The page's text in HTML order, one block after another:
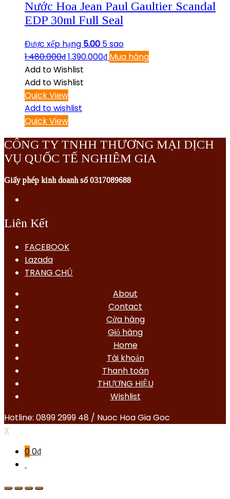
Nước Hoa Jean Paul Gaultier Scandal
EDP 30ml Full Seal
Được xếp hạng 5.00 5 sao
1.480.000₫1.390.000₫ Mua hàng
Add to Wishlist
Add to Wishlist
Quick View
Add to wishlist
Quick View
CÔNG TY TNHH THƯƠNG MẠI DỊCH
VỤ QUỐC TẾ NGHIÊM GIA
Giấy phép kinh doanh số 0317089688
Liên Kết
FACEBOOK
Lazada
TRANG CHỦ
About
Contact
Cửa hàng
Giỏ hàng
Home
Tài khoản
Thanh toán
THƯƠNG HIỆU
Wishlist
Hotline: 0899 2999 48 / Nuoc Hoa Gia Goc
X
00₫